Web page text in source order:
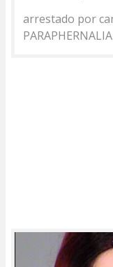
arrestado por